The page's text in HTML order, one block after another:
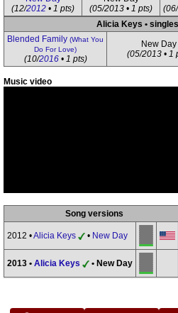
(12/2012 • 1 pts)
(05/2013 • 1 pts)
Alicia Keys •
Blended Family (What You
Do For Love)
(10/2016• 1 pts)
New Day
(05/2013 • 1
Music video
Song versions
2012 •Alicia Keys • New Day
2013 • Alicia Keys • New Day